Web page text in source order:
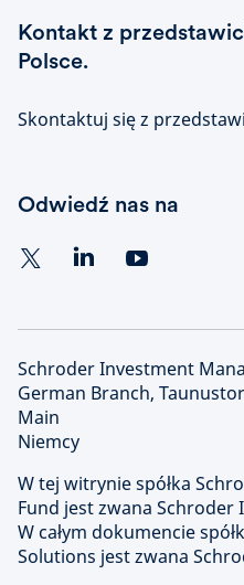
Kontakt z
Polsce.
Skontaktuj się z
Odwiedź nas na
Schroder Investment
German Branch,
Main
Niemcy
W tej witrynie spółka
Fund jest zwana Schroder
W całym dokumencie
Solutions jest zwana